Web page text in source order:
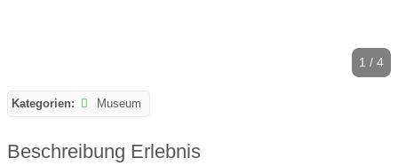
1 / 4
Kategorien: Museum
Beschreibung Erlebnis